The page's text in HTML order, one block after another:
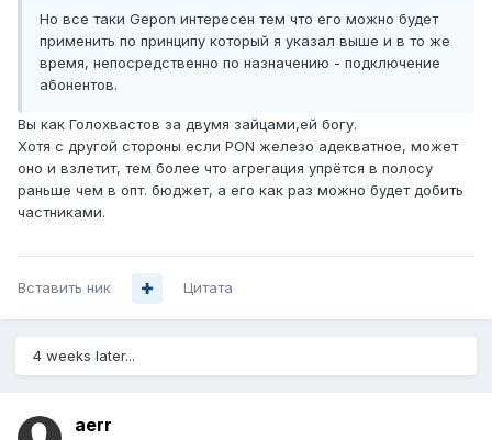
Но все таки Gepon интересен тем что его можно будет
применить по принципу который я указал выше и в то же
время, непосредственно по назначению - подключение
абонентов.
Вы как Голохвастов за двумя зайцами,ей богу.
Хотя с другой стороны если PON железо адекватное, может
оно и взлетит, тем более что агрегация упрётся в полосу
раньше чем в опт. бюджет, а его как раз можно будет добить
частниками.
Вставить ник Цитата
4 weeks later...
aerr